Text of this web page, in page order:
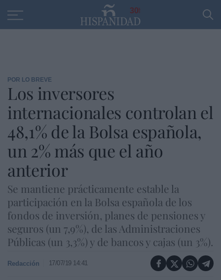
30
POR LO BREVE
Los inversores
internacionales controlan el
48,1% de la Bolsa española,
un 2% más que el año
anterior
Se mantiene prácticamente estable la
participación en la Bolsa española de los
fondos de inversión, planes de pensiones y
seguros (un 7,9%), de las Administraciones
Públicas (un 3,3%) y de bancos y cajas (un 3%).
Redacción 17/07/19 14:41